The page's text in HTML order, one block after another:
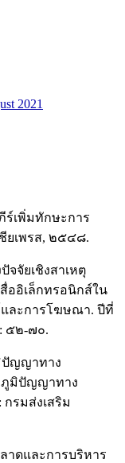
2021
ร์เพิ่มทักษะการ
ยเพรส, ๒๕๔๘.
จัยเชิงสาเหตุ
ออิเล็กทรอนิกส์ใน
และการโฆษณา. ปีที่
๕๒-๗๐.
ปัญญาทาง
ภูมิปัญญาทาง
รมส่งเสริม
าดและการบริหาร